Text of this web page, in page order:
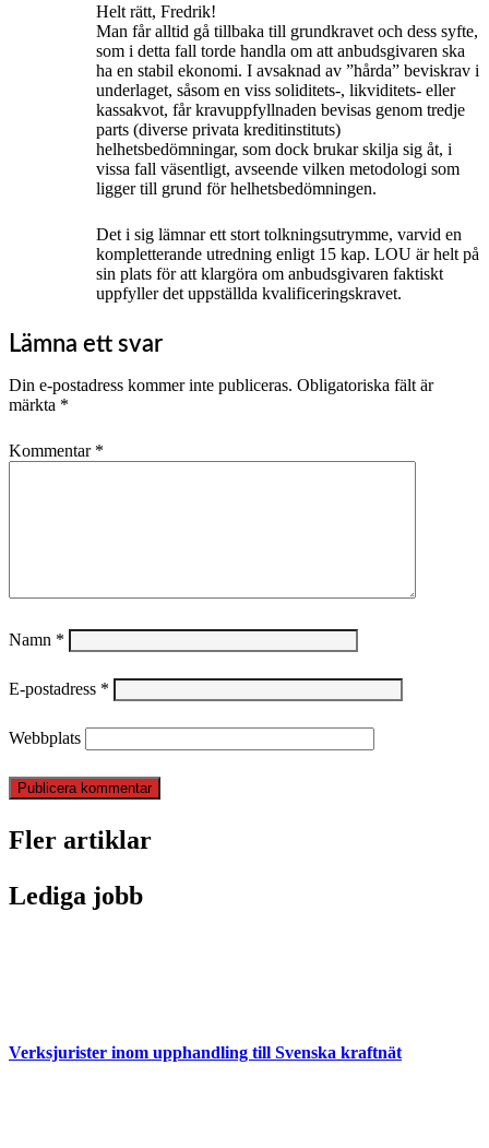
Helt rätt, Fredrik!
Man får alltid gå tillbaka till grundkravet och dess syfte,
som i detta fall torde handla om att anbudsgivaren ska
ha en stabil ekonomi. I avsaknad av ”hårda” beviskrav i
underlaget, såsom en viss soliditets-, likviditets- eller
kassakvot, får kravuppfyllnaden bevisas genom tredje
parts (diverse privata kreditinstituts)
helhetsbedömningar, som dock brukar skilja sig åt, i
vissa fall väsentligt, avseende vilken metodologi som
ligger till grund för helhetsbedömningen.
Det i sig lämnar ett stort tolkningsutrymme, varvid en
kompletterande utredning enligt 15 kap. LOU är helt på
sin plats för att klargöra om anbudsgivaren faktiskt
uppfyller det uppställda kvalificeringskravet.
Lämna ett svar
Din e-postadress kommer inte publiceras. Obligatoriska fält är
märkta *
Kommentar *
Namn *
E-postadress *
Webbplats
Fler artiklar
Lediga jobb
Verksjurister inom upphandling till Svenska kraftnät